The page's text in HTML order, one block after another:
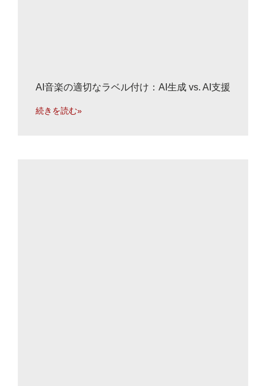
AI音楽の適切なラベル付け：AI生成 vs. AI支援
続きを読む»